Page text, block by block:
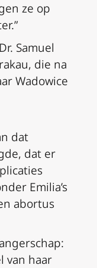
ze op
Samuel
die na
Wadowice
dat
dat er
Emilia’s
abortus
van haar